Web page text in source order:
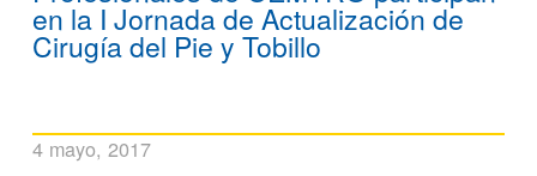
en la I Jornada de Actualización de
Cirugía del Pie y Tobillo
4 mayo, 2017